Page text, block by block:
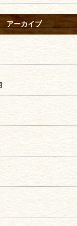
アーカイブ